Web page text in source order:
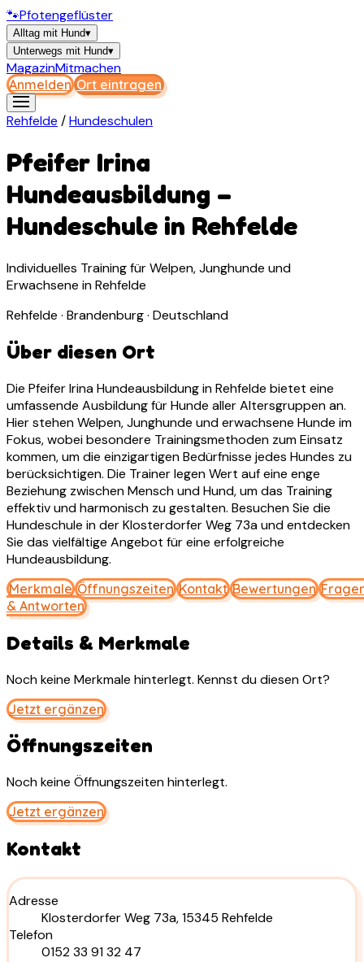
🐾Pfotengeflüster
Alltag mit Hund▾
Unterwegs mit Hund▾
MagazinMitmachen
Anmelden Ort eintragen
Rehfelde /Hundeschulen
Pfeifer Irina
Hundeausbildung –
Hundeschule in Rehfelde
Individuelles Training für Welpen, Junghunde und
Erwachsene in Rehfelde
Rehfelde · Brandenburg · Deutschland
Über diesen Ort
Die Pfeifer Irina Hundeausbildung in Rehfelde bietet eine
umfassende Ausbildung für Hunde aller Altersgruppen an.
Hier stehen Welpen, Junghunde und erwachsene Hunde im
Fokus, wobei besondere Trainingsmethoden zum Einsatz
kommen, um die einzigartigen Bedürfnisse jedes Hundes zu
berücksichtigen. Die Trainer legen Wert auf eine enge
Beziehung zwischen Mensch und Hund, um das Training
effektiv und harmonisch zu gestalten. Besuchen Sie die
Hundeschule in der Klosterdorfer Weg 73a und entdecken
Sie das vielfältige Angebot für eine erfolgreiche
Hundeausbildung.
Merkmale Öffnungszeiten Kontakt Bewertungen
& Antworten
Details & Merkmale
Noch keine Merkmale hinterlegt. Kennst du diesen Ort?
Jetzt ergänzen
Öffnungszeiten
Noch keine Öffnungszeiten hinterlegt.
Jetzt ergänzen
Kontakt
Adresse
Klosterdorfer Weg 73a, 15345 Rehfelde
Telefon
0152 33 91 32 47